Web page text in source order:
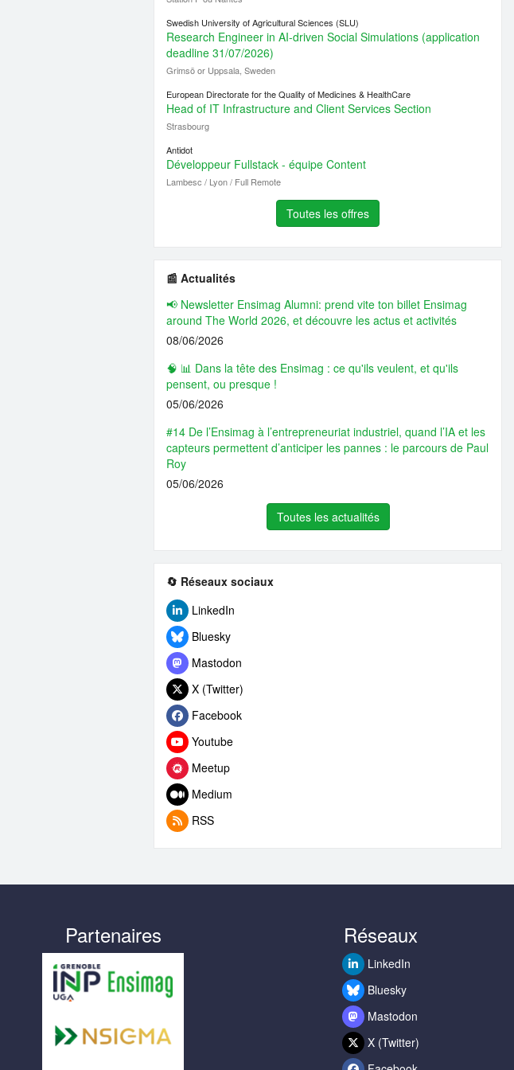
Swedish University of Agricultural Sciences (SLU)
Research Engineer in AI-driven Social Simulations (application
deadline 31/07/2026)
Grimsö or Uppsala, Sweden
European Directorate for the Quality of Medicines & HealthCare
Head of IT Infrastructure and Client Services Section
Strasbourg
Antidot
Développeur Fullstack - équipe Content
Lambesc / Lyon / Full Remote
Toutes les offres
📰 Actualités
📢 Newsletter Ensimag Alumni: prend vite ton billet Ensimag
around The World 2026, et découvre les actus et activités
08/06/2026
🧠 📊 Dans la tête des Ensimag : ce qu'ils veulent, et qu'ils
pensent, ou presque !
05/06/2026
#14 De l’Ensimag à l’entrepreneuriat industriel, quand l’IA et les
capteurs permettent d’anticiper les pannes : le parcours de Paul
Roy
05/06/2026
Toutes les actualités
🔄 Réseaux sociaux
LinkedIn
Bluesky
Mastodon
X (Twitter)
Facebook
Youtube
Meetup
Medium
RSS
Partenaires Réseaux
LinkedIn
Bluesky
Mastodon
X (Twitter)